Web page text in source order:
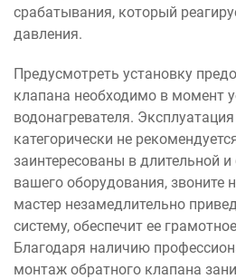
срабатывания, который
давления.
Предусмотреть установку
клапана необходимо в момент
водонагревателя.
категорически не
заинтересованы в длительной
вашего оборудования,
мастер незамедлительно
систему, обеспечит ее
Благодаря наличию
монтаж обратного клапана